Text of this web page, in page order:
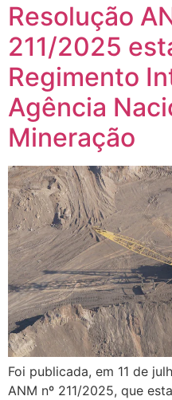
Resolução
211/2025
Regimento
Agência
Mineração
Foi publicada, em 11 de
ANM nº 211/2025, que